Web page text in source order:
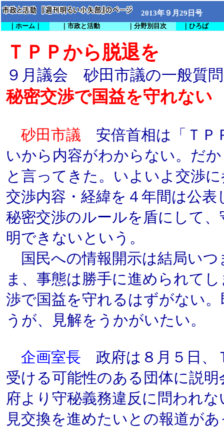
2013年９月29日号
｜ホーム｜ ｜市政と活動 ｜分野別目次 ｜ひろば
ＴＰＰから脱退を
９月議会 砂田市議の一般質
秘密交渉で国益を守れない
砂田市議 安倍首相は「ＴＰ
いから内容がわからない。だ
と言ってきた。いよいよ交渉
交渉内容・経緯を４年間は公
秘密交渉のルールを盾にして
明できないという。
国民への情報開示は結局いつ
ま、事態は勝手に進められて
渉で国益を守れるはずがない
うが、見解をうかがいたい。
企画室長 政府は８月５日、
受ける可能性のある団体に説
府より守秘義務違反に問われ
見交換を進めたいとの報道が